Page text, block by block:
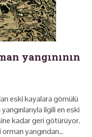
yangınının
eski kayalara gömülü
ilgili en eski
kadar geri götürüyor.
yangından…